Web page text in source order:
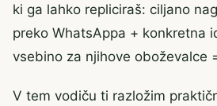
ki ga lahko repliciraš: ciljano
preko WhatsAppa + konkretna
vsebino za njihove oboževalce
V tem vodiču ti razložim